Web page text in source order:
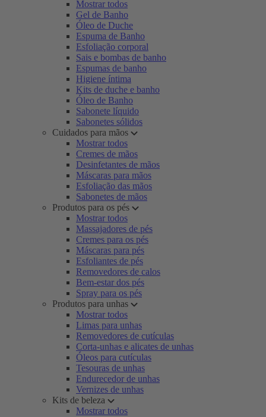
Mostrar todos
Gel de Banho
Óleo de Duche
Espuma de Banho
Esfoliação corporal
Sais e bombas de banho
Espumas de banho
Higiene íntima
Kits de duche e banho
Óleo de Banho
Sabonete líquido
Sabonetes sólidos
Cuidados para mãos
Mostrar todos
Cremes de mãos
Desinfetantes de mãos
Máscaras para mãos
Esfoliação das mãos
Sabonetes de mãos
Produtos para os pés
Mostrar todos
Massajadores de pés
Cremes para os pés
Máscaras para pés
Esfoliantes de pés
Removedores de calos
Bem-estar dos pés
Spray para os pés
Produtos para unhas
Mostrar todos
Limas para unhas
Removedores de cutículas
Corta-unhas e alicates de unhas
Óleos para cutículas
Tesouras de unhas
Endurecedor de unhas
Vernizes de unhas
Kits de beleza
Mostrar todos